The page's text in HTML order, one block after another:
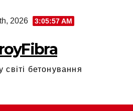
2026 3:05:58 AM
світі бетонування